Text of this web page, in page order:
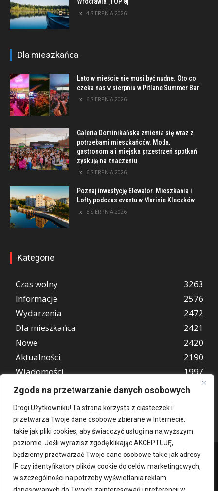
Zgoda na przetwarzanie danych osobowych
Drogi Użytkowniku! Ta strona korzysta z ciasteczek i
przetwarza Twoje dane osobowe zbierane w Internecie:
takie jak pliki cookies, aby świadczyć usługi na najwyższym
poziomie. Jeśli wyrazisz zgodę klikając AKCEPTUJĘ,
będziemy przetwarzać Twoje dane osobowe takie jak adresy
IP czy identyfikatory plików cookie do celów marketingowych,
w szczególności na potrzeby wyświetlania reklam
4 SIERPNIA 2026
Dla mieszkańca
Lato w mieście nie musi być nudne. Oto co
czeka nas w sierpniu w Pitlane Summer Bar!
6 SIERPNIA 2026
Galeria Dominikańska zmienia się wraz z
potrzebami mieszkańców. Moda,
gastronomia i miejska przestrzeń spotkań
zyskują na znaczeniu
6 SIERPNIA 2026
Poznaj inwestycję Elewator. Mieszkania i
Lofty podczas eventu w Marinie Kleczków
5 SIERPNIA 2026
Kategorie
Czas wolny
3263
Informacje
2576
Wydarzenia
2472
Dla mieszkańca
2421
Nowe
2420
Aktualności
2190
Wiadomości
1997
REKLAMA
849